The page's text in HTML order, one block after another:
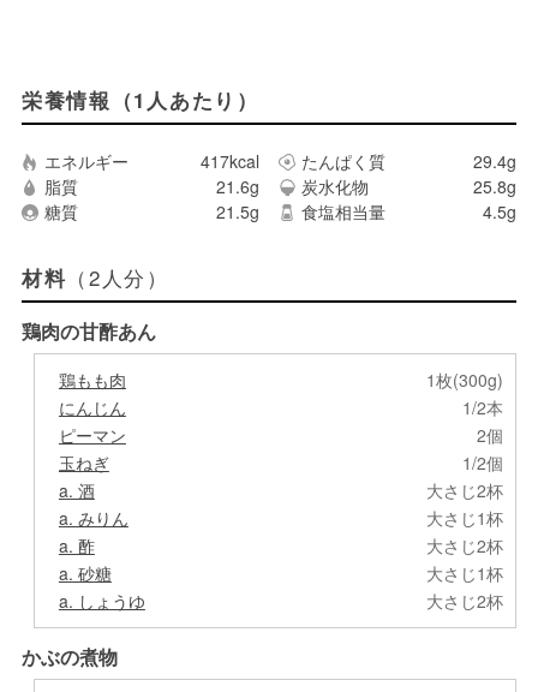
栄養情報（1人あたり）
エネルギー 417kcal たんぱく質
29.4g
脂質
21.6g 炭水化物
25.8g
糖質
21.5g 食塩相当量 4.5g
材料 （2人分）
鶏肉の甘酢あん
鶏もも肉
1枚(300g)
にんじん
1/2本
ピーマン
2個
玉ねぎ
1/2個
a. 酒
大さじ2杯
a. みりん
大さじ1杯
a. 酢
大さじ2杯
a. 砂糖
大さじ1杯
a. しょうゆ
大さじ2杯
かぶの煮物